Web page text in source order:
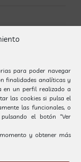
para poder navegar
finalidades analíticas y
en un perfil realizado a
las cookies si pulsa el
las funcionales, o
el botón “Ver
y obtener más